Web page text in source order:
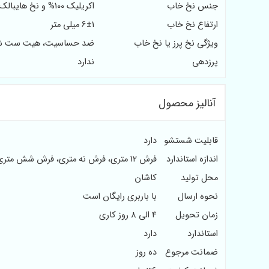
جنس نخ خاب
اکریلیک 100% و نخ هایبالک
ارتفاع نخ خاب
6±1 میلی متر
ویژگی نخ پرز یا نخ خاب
ضد حساسیت، هیت ست
پرزدهی
ندارد
آنالیز محصول
قابلیت شستشو دارد
اندازه استاندارد
فرش 12 متری، فرش نه متری، فرش شش متری و فرش 4 متری
محل تولید
کاشان
نحوه ارسال
با باربری رایگان است
زمان تحویل
4 الی 8 روز کاری
استاندارد
دارد
ضمانت مرجوع
ده روز